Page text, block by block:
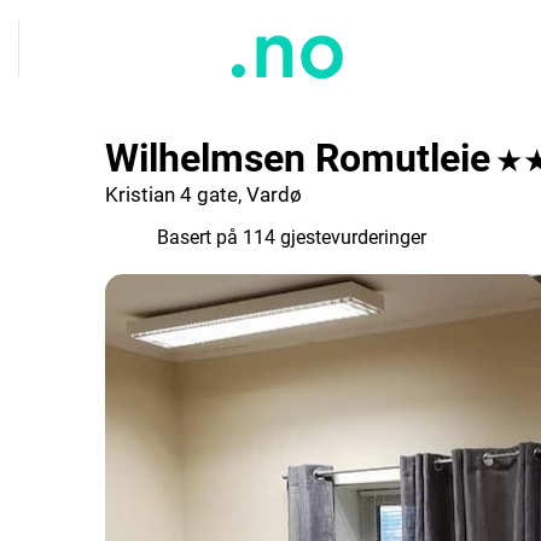
Wilhelmsen Romutleie
Kristian 4 gate, Vardø
Basert på 114 gjestevurderinger